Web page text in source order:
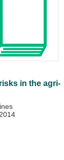
in the agri-
2014